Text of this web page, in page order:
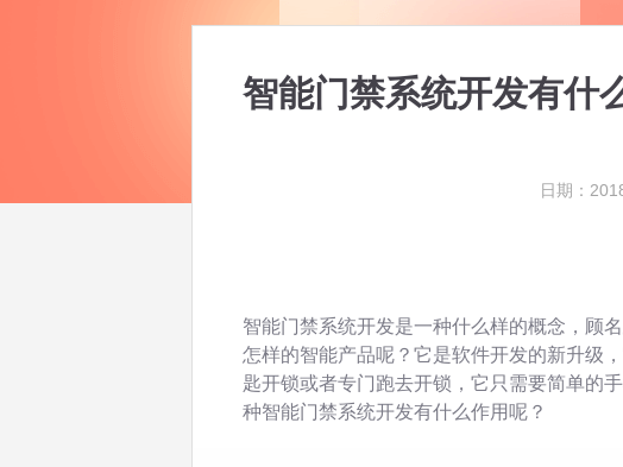
智能门禁系统开发有什
日期：
智能门禁系统开发是一种什么样的概念，顾
怎样的智能产品呢？它是软件开发的新升级
匙开锁或者专门跑去开锁，它只需要简单的
种智能门禁系统开发有什么作用呢？